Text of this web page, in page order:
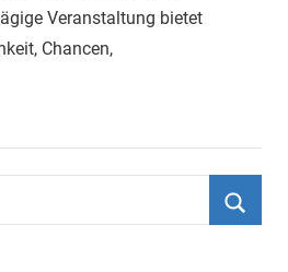
Veranstaltung bietet
Chancen,